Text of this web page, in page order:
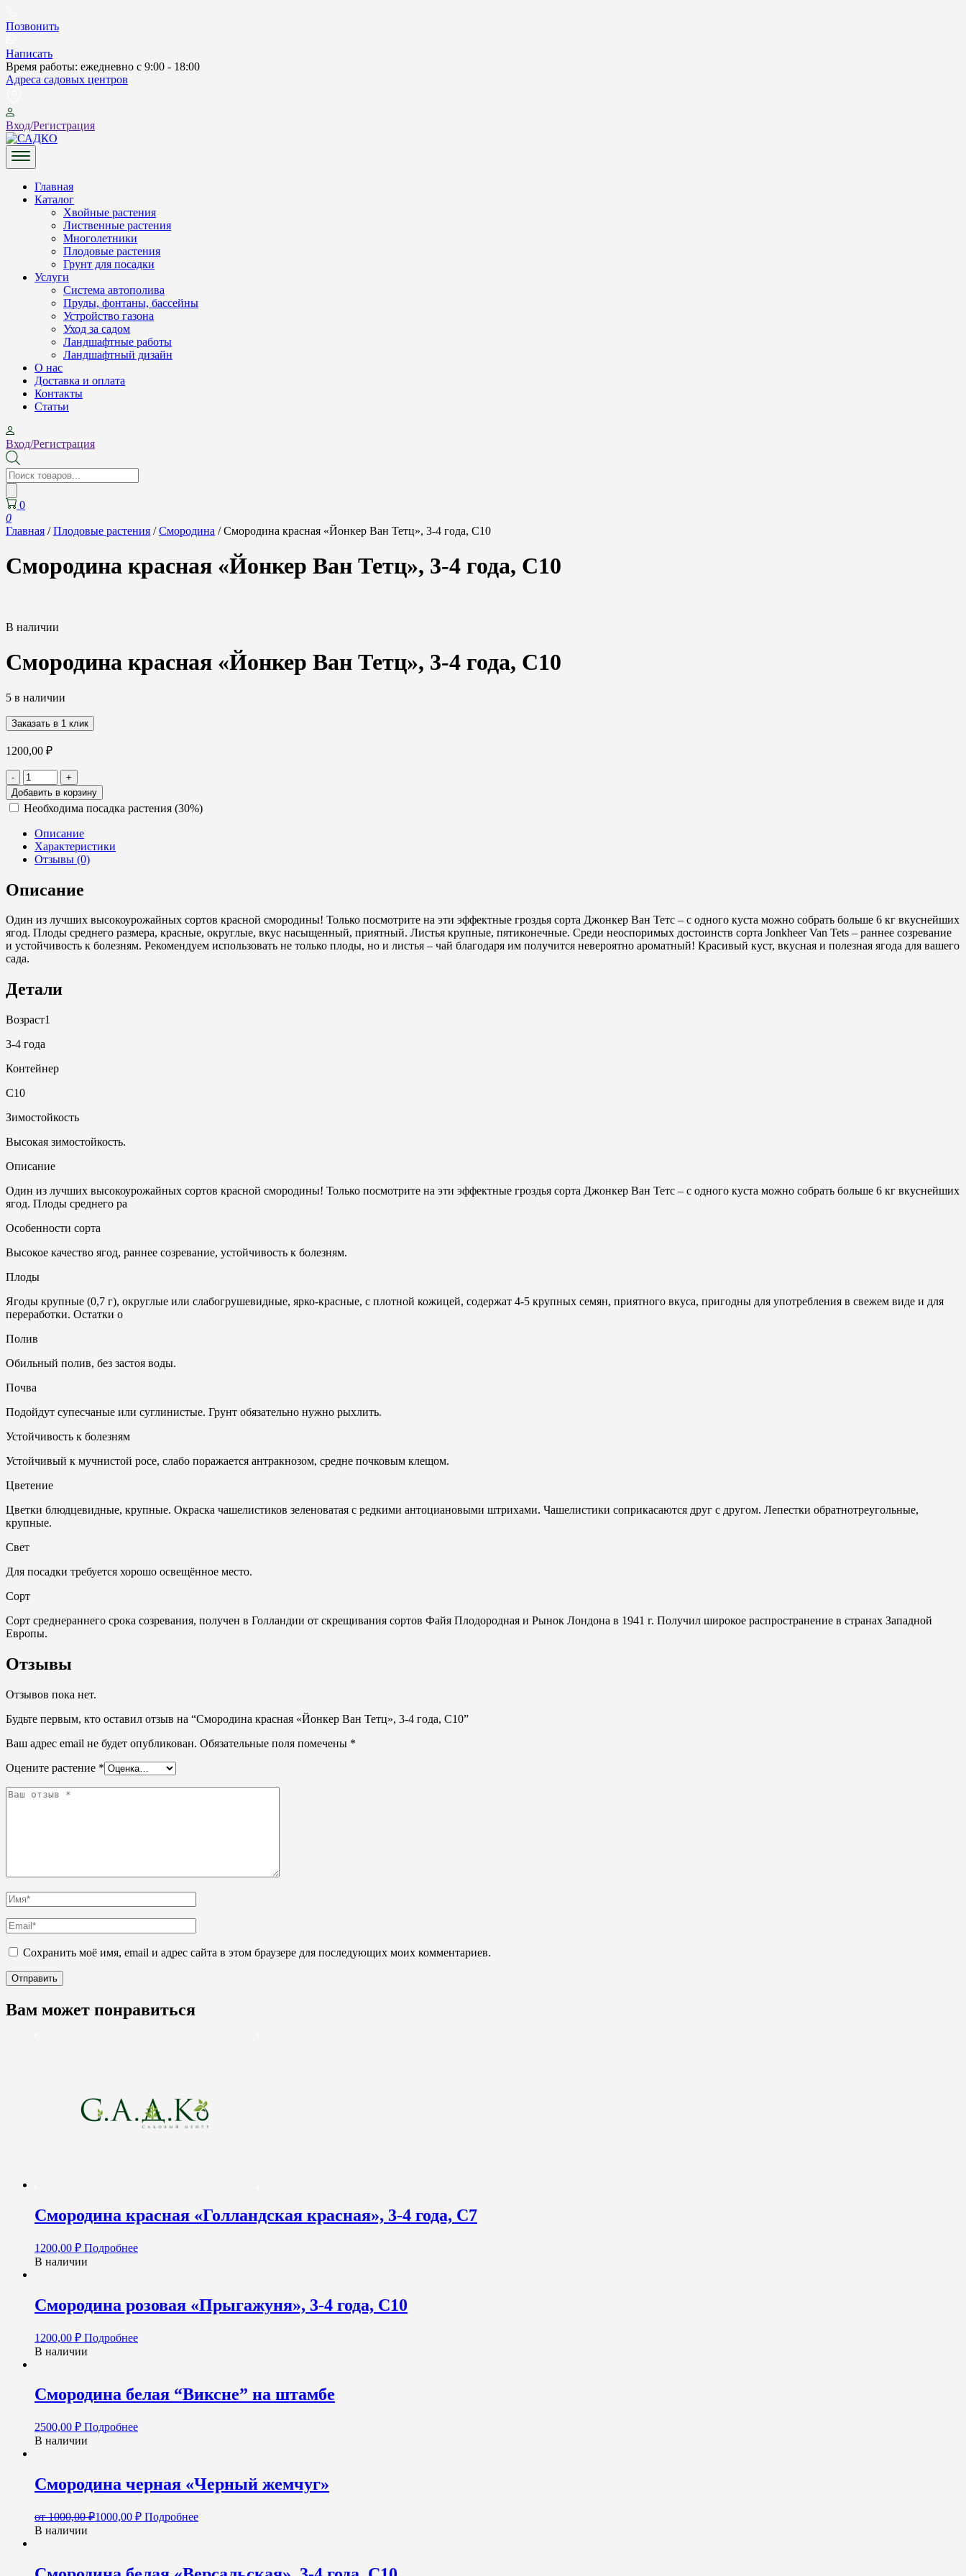
to
Позвонить
Написать
Время работы: ежедневно с 9:00 - 18:00
Адреса садовых центров
Вход/Регистрация
САДКО
Главная
Каталог
Хвойные растения
Лиственные растения
Многолетники
Плодовые растения
Грунт для посадки
Услуги
Система автополива
Пруды, фонтаны, бассейны
Устройство газона
Уход за садом
Ландшафтные работы
Ландшафтный дизайн
О нас
Доставка и оплата
Контакты
Cтатьи
Вход/Регистрация
Поиск
товаров
0
0
Главная /Плодовые растения /Смородина / Смородина красная «Йонкер Ван Тетц», 3-4 года, С10
Смородина красная «Йонкер Ван Тетц», 3-4 года, С10
В наличии
Смородина красная «Йонкер Ван Тетц», 3-4 года, С10
5 в наличии
Заказать в 1 клик
1200,00 ₽
-
Количество
товара
Смородина
красная
«Йонкер
Ван
Тетц»,
3-
года,
+
Добавить в корзину
Необходима посадка растения (30%)
Описание
Характеристики
Отзывы (0)
Описание
Один из лучших высокоурожайных сортов красной смородины! Только посмотрите на эти эффектные гроздья сорта Джонкер Ван Тетс – с одного куста можно собрать больше 6 кг вкуснейших
ягод. Плоды среднего размера, красные, округлые, вкус насыщенный, приятный. Листья крупные, пятиконечные. Среди неоспоримых достоинств сорта Jonkheer Van Tets – раннее созревание
и устойчивость к болезням. Рекомендуем использовать не только плоды, но и листья – чай благодаря им получится невероятно ароматный! Красивый куст, вкусная и полезная ягода для вашего
сада.
Детали
Возраст1
3-4 года
Контейнер
С10
Зимостойкость
Высокая зимостойкость.
Описание
Один из лучших высокоурожайных сортов красной смородины! Только посмотрите на эти эффектные гроздья сорта Джонкер Ван Тетс – с одного куста можно собрать больше 6 кг вкуснейших
ягод. Плоды среднего ра
Особенности сорта
Высокое качество ягод, раннее созревание, устойчивость к болезням.
Плоды
Ягоды крупные (0,7 г), округлые или слабогрушевидные, ярко-красные, с плотной кожицей, содержат 4-5 крупных семян, приятного вкуса, пригодны для употребления в свежем виде и для
переработки. Остатки о
Полив
Обильный полив, без застоя воды.
Почвa
Подойдут супесчаные или суглинистые. Грунт обязательно нужно рыхлить.
Устойчивость к болезням
Устойчивый к мучнистой росе, слабо поражается антракнозом, средне почковым клещом.
Цветение
Цветки блюдцевидные, крупные. Окраска чашелистиков зеленоватая с редкими антоциановыми штрихами. Чашелистики соприкасаются друг с другом. Лепестки обратнотреугольные,
крупные.
Свет
Для посадки требуется хорошо освещённое место.
Сорт
Сорт среднераннего срока созревания, получен в Голландии от скрещивания сортов Файя Плодородная и Рынок Лондона в 1941 г. Получил широкое распространение в странах Западной
Европы.
Отзывы
Отзывов пока нет.
Будьте первым, кто оставил отзыв на “Смородина красная «Йонкер Ван Тетц», 3-4 года, С10”
Ваш адрес email не будет опубликован. Обязательные поля помечены *
Оцените растение *
Сохранить моё имя, email и адрес сайта в этом браузере для последующих моих комментариев.
Вам может понравиться
Смородина красная «Голландская красная», 3-4 года, С7
1200,00 ₽ Подробнее
В наличии
Смородина розовая «Прыгажуня», 3-4 года, С10
1200,00 ₽ Подробнее
В наличии
Смородина белая “Виксне” на штамбе
2500,00 ₽ Подробнее
В наличии
Смородина черная «Черный жемчуг»
от1000,00₽1000,00 ₽ Подробнее
В наличии